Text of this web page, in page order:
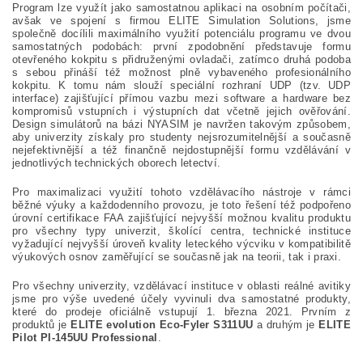
Program lze využít jako samostatnou aplikaci na osobním počítači,
avšak ve spojení s firmou ELITE Simulation Solutions, jsme
společně docílili maximálního využití potenciálu programu ve dvou
samostatných podobách: první zpodobnění představuje formu
otevřeného kokpitu s přidruženými ovladači, zatímco druhá podoba
s sebou přináší též možnost plně vybaveného profesionálního
kokpitu. K tomu nám slouží speciální rozhraní UDP (tzv. UDP
interface) zajišťující přímou vazbu mezi software a hardware bez
kompromisů vstupních i výstupních dat včetně jejich ověřování.
Design simulátorů na bázi NYASIM je navržen takovým způsobem,
aby univerzity získaly pro studenty nejsrozumitelnější a současně
nejefektivnější a též finančně nejdostupnější formu vzdělávání v
jednotlivých technických oborech letectví.
Pro maximalizaci využití tohoto vzdělávacího nástroje v rámci
běžné výuky a každodenního provozu, je toto řešení též podpořeno
úrovní certifikace FAA zajišťující nejvyšší možnou kvalitu produktu
pro všechny typy univerzit, školící centra, technické instituce
vyžadující nejvyšší úroveň kvality leteckého výcviku v kompatibilitě
výukových osnov zaměřující se současně jak na teorii, tak i praxi.
Pro všechny univerzity, vzdělávací instituce v oblasti reálné avitiky
jsme pro výše uvedené účely vyvinuli dva samostatné produkty,
které do prodeje oficiálně vstupují 1. března 2021. Prvním z
produktů jeELITE evolution Eco-Fyler S311UU a druhým jeELITE
Pilot PI-145UU Professional